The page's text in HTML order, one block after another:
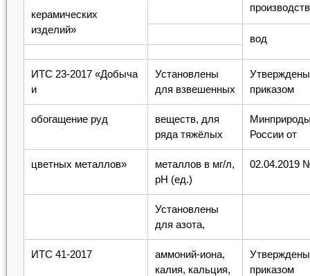
керамических
изделий»
вод
ИТС 23-2017 «Добыча
и
Установлены
для взвешенных
Утверждены
приказом
обогащение руд
веществ, для
ряда тяжёлых
России от
цветных металлов»
металлов в мг/л,
рН (ед.)
02.04.2019
Установлены
для азота,
ИТС 41-2017
аммоний-иона,
калия, кальция,
Утверждены
приказом